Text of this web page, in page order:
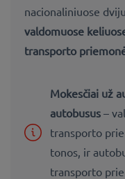
nacionaliniuose
valdomuose
transporto
Mokesčiai už
autobusus –
transporto
tonos, ir
transporto